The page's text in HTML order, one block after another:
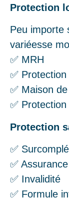
Protection
Peu importe
variéesse
✅ MRH
✅
✅ Maison
✅
Protection
✅
✅
✅ Invalidité
✅ Formule